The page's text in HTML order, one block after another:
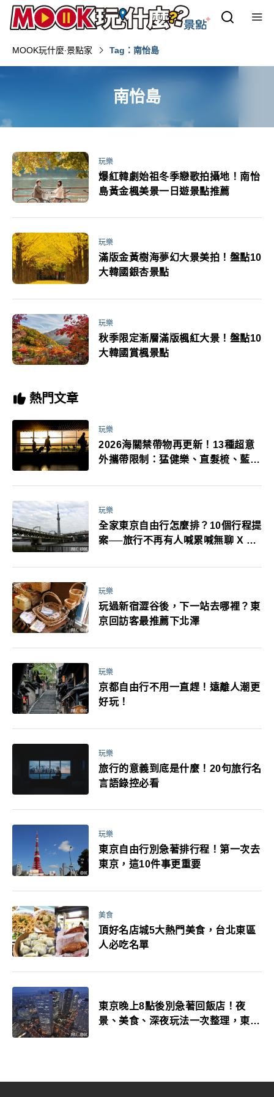
MOOK玩什麼‧景點家 Tag：南怡島
南怡島
玩樂
爆紅韓劇始祖冬季戀歌拍攝地！南怡
島黃金楓美景一日遊景點推薦
玩樂
滿版金黃樹海夢幻大景美拍！盤點10
大韓國銀杏景點
玩樂
秋季限定漸層滿版楓紅大景！盤點10
大韓國賞楓景點
熱門文章
玩樂
2026海關禁帶物再更新！13種超意
外攜帶限制：猛健樂、直髮梳、藍牙
萬！注意事項一次看！
玩樂
全家東京自由行怎麼排？10個行程提
案──旅行不再有人喊累喊無聊 X 爸
玩樂
玩過新宿澀谷後，下一站去哪裡？東
京回訪客最推薦下北澤
玩樂
京都自由行不用一直趕！遠離人潮更
好玩！
玩樂
旅行的意義到底是什麼！20句旅行名
言語錄控必看
玩樂
東京自由行別急著排行程！第一次去
東京，這10件事更重要
美食
頂好名店城5大熱門美食，台北東區
人必吃名單
東京晚上8點後別急著回飯店！夜
景、美食、深夜玩法一次整理，東京